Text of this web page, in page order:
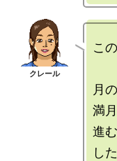
こ
月
満
進
し